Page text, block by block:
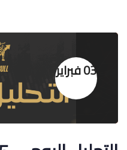
03 فبراير